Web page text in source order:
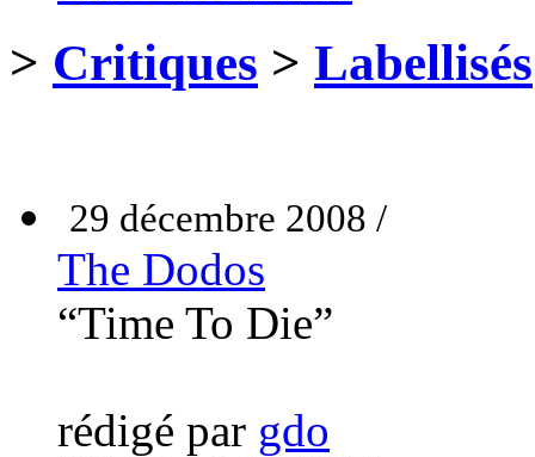
> Critiques > Labellisés
29 décembre 2008 /
The Dodos
“Time To Die”
rédigé par gdo